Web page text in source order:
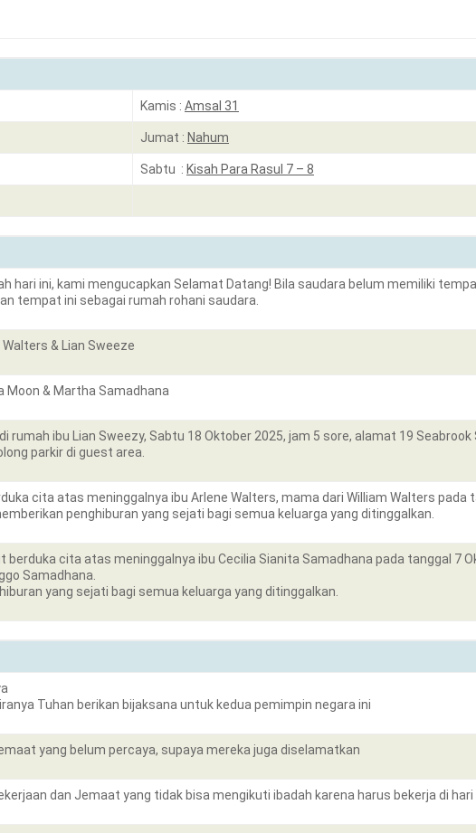
Kamis : Amsal 31
Jumat : Nahum
Sabtu : Kisah Para Rasul 7 – 8
hari ini, kami mengucapkan Selamat Datang! Bila saudara belum memiliki
tempat ini sebagai rumah rohani saudara.
& Lian Sweeze
Moon & Martha Samadhana
rumah ibu Lian Sweezy, Sabtu 18 Oktober 2025, jam 5 sore, alamat 19
parkir di guest area.
cita atas meninggalnya ibu Arlene Walters, mama dari William Walters pada
penghiburan yang sejati bagi semua keluarga yang ditinggalkan.
berduka cita atas meninggalnya ibu Cecilia Sianita Samadhana pada tanggal 7
Samadhana.
yang sejati bagi semua keluarga yang ditinggalkan.
Tuhan berikan bijaksana untuk kedua pemimpin negara ini
yang belum percaya, supaya mereka juga diselamatkan
dan Jemaat yang tidak bisa mengikuti ibadah karena harus bekerja di hari